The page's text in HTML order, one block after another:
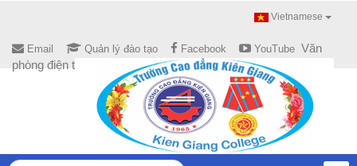
Vietnamese
Email Quản lý đào tạo Facebook YouTube Văn
phòng điện tử